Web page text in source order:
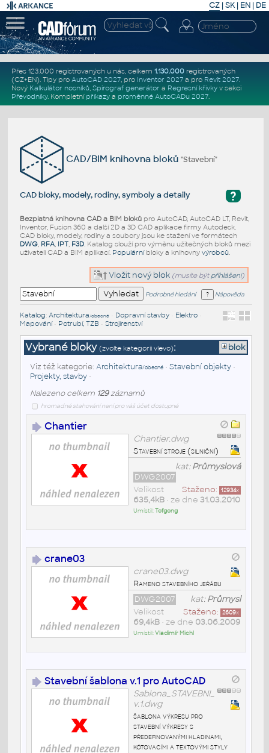
CZ | SK| EN | DE
Přes 123.000 registrovaných u nás, celkem 1.130.000registrovaných
(CZ+EN). Tipy pro AutoCAD 2027, pro Inventor 2027a pro Revit 2027.
Nový Kalkulátor nosníků, Spirograf generátor a Regresní křivkyv sekci
Převodníky. Kompletní příkazya proměnné AutoCADu 2027.
CAD/BIM knihovna bloků"Stavební"
?
CAD bloky, modely, rodiny, symboly a detaily
Bezplatná knihovna CAD a BIM blokůpro AutoCAD, AutoCAD LT, Revit,
Inventor, Fusion 360 a další 2D a 3D CAD aplikace firmy Autodesk.
CAD bloky, modely, rodiny a soubory jsou ke stažení ve formátech
DWG, RFA, IPT, F3D. Katalog slouží pro výměnu užitečných bloků mezi
uživateli CAD a BIM aplikací. Populárníbloky a knihovny výrobců.
Vložit nový blok (musíte být přihlášeni)
Podrobné hledání Nápověda
Katalog: Architektura/obecné• Dopravní stavby• Elektro•
Mapování• Potrubí, TZB • Strojírenství
Vybrané bloky (zvolte kategorii vlevo): blok
Viz též kategorie: Architektura/obecné• Stavební objekty•
Projekty, stavby•
Nalezeno celkem 129záznamů
hromadné stahování není pro váš účet dostupné
Chantier
Chantier.dwg
Stavební stroje (silniční)
kat:Průmyslová
DWG2007
Staženo: 12934x
Velikost
635,4kB• ze dne 31.03.2010
Umístil:Tofgong
crane03
crane03.dwg
Rameno stavebního jeřábu
kat:Průmysl
DWG2007
Staženo: 2609x
Velikost
69,4kB• ze dne 03.06.2009
Umístil:Vladimír Michl
Stavební šablona v.1 pro AutoCAD
Sablona_STAVEBNI_
v.1.dwg
šablona výkresu pro
stavební výkresy s
předefinovanými hladinami,
kótovacími a textovými styly